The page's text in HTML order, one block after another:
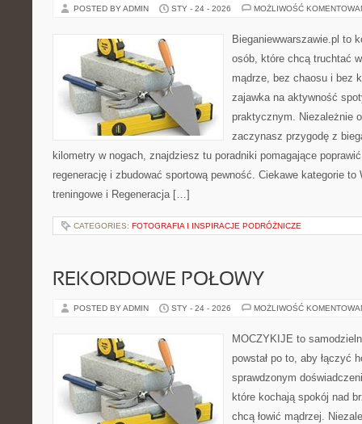
POSTED BY ADMIN STY - 24 - 2026 MOŻLIWOŚĆ
Bieganiewwarszawie.pl to
osób, które chcą truchtać
mądrze, bez chaosu i bez
zajawka na aktywność
praktycznym. Niezależnie
zaczynasz przygodę z
kilometry w nogach, znajdziesz tu poradniki pomagające
regenerację i zbudować sportową pewność. Ciekawe kategorie
treningowe i Regeneracja […]
CATEGORIES: FOTOGRAFIA I INSPIRACJE PODRÓŻNICZE
REKORDOWE POŁOWY
POSTED BY ADMIN STY - 24 - 2026 MOŻLIWOŚĆ
MOCZYKIJE to
powstał po to, aby łączyć
sprawdzonym
które kochają spokój nad
chcą łowić mądrzej.